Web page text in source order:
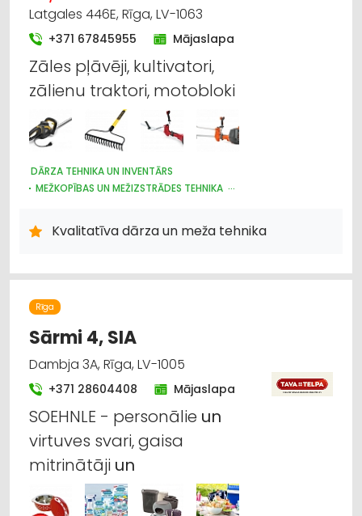
Latgales 446E, Rīga, LV-1063
+371 67845955 Mājaslapa
Zāles pļāvēji, kultivatori,
zālienu traktori, motobloki
DĀRZA TEHNIKA UN INVENTĀRS
MEŽKOPĪBAS UN MEŽIZSTRĀDES TEHNIKA
Kvalitatīva dārza un meža tehnika
Rīga
Sārmi 4, SIA
Dambja 3A, Rīga, LV-1005
+371 28604408 Mājaslapa
SOEHNLE - personālie un
virtuves svari, gaisa
mitrinātāji un